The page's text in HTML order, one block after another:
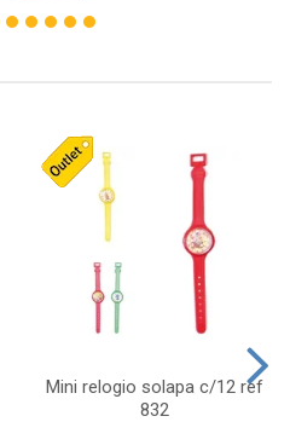
Mini relogio solapa c/12 ref
832